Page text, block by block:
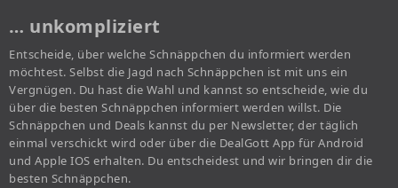
… unkompliziert
Entscheide, über welche Schnäppchen du informiert werden
möchtest. Selbst die Jagd nach Schnäppchen ist mit uns ein
Vergnügen. Du hast die Wahl und kannst so entscheide, wie du
über die besten Schnäppchen informiert werden willst. Die
Schnäppchen und Deals kannst du per Newsletter, der täglich
einmal verschickt wird oder über die DealGott App für Android
und Apple IOS erhalten. Du entscheidest und wir bringen dir die
besten Schnäppchen.